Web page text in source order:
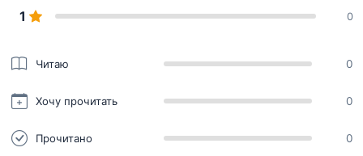
1 0
Читаю 0
Хочу прочитать 0
Прочитано 0